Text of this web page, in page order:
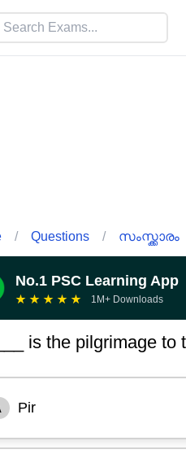
/ Questions / സംസ്ക്കാരം
No.1 PSC Learning App
★ ★ ★ ★ ★ 1M+ Downloads
is the pilgrimage
Pir